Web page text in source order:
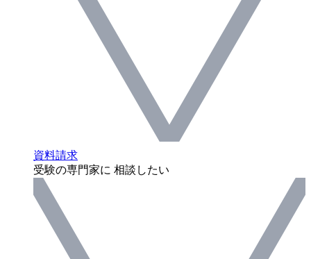
資料請求
受験の専門家に 相談したい